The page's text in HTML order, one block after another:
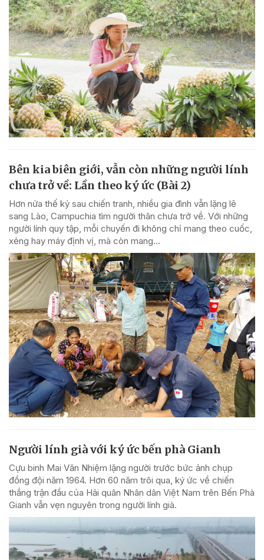
Bên kia biên giới, vẫn còn những người lính
chưa trở về: Lần theo ký ức (Bài 2)
Hơn nửa thế kỷ sau chiến tranh, nhiều gia đình vẫn lặng lẽ
sang Lào, Campuchia tìm người thân chưa trở về. Với những
người lính quy tập, mỗi chuyến đi không chỉ mang theo cuốc,
xẻng hay máy định vị, mà còn mang...
Người lính già với ký ức bến phà Gianh
Cựu binh Mai Văn Nhiệm lặng người trước bức ảnh chụp
đồng đội năm 1964. Hơn 60 năm trôi qua, ký ức về chiến
thắng trận đầu của Hải quân Nhân dân Việt Nam trên Bến Phà
Gianh vẫn vẹn nguyên trong người lính già.